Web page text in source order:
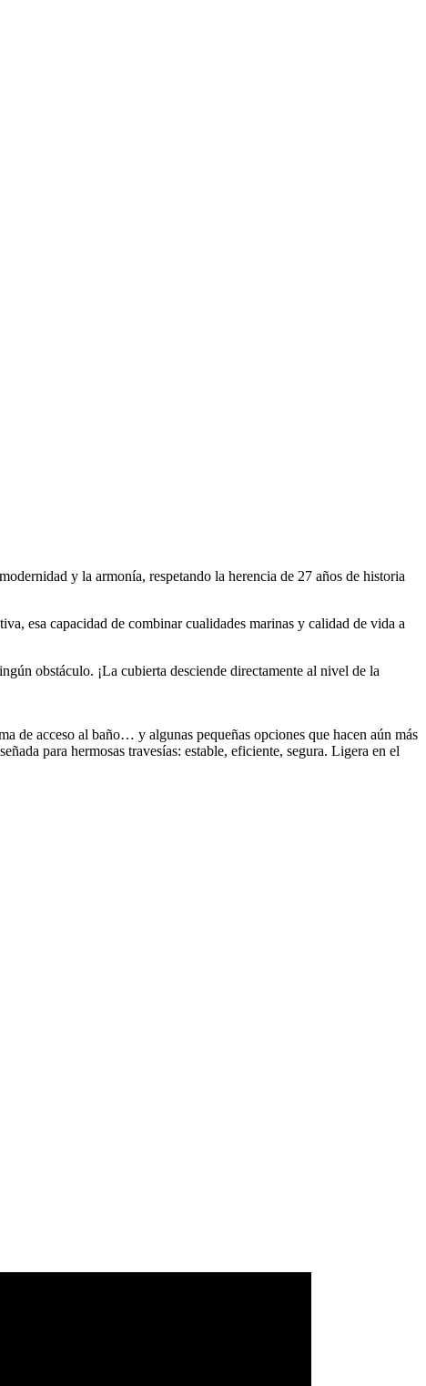
y la armonía, respetando la herencia de 27 años de historia
esa capacidad de combinar cualidades marinas y calidad de vida a
obstáculo. ¡La cubierta desciende directamente al nivel de la
de acceso al baño… y algunas pequeñas opciones que hacen aún más
para hermosas travesías: estable, eficiente, segura. Ligera en el